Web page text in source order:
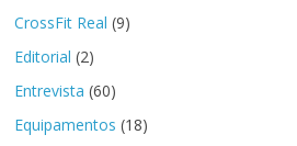
CrossFit Real (9)
Editorial (2)
Entrevista (60)
Equipamentos (18)